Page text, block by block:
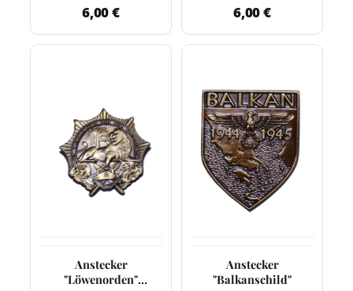
6,00 € 6,00 €
Anstecker
"Löwenorden"
Anstecker
"Balkanschild"